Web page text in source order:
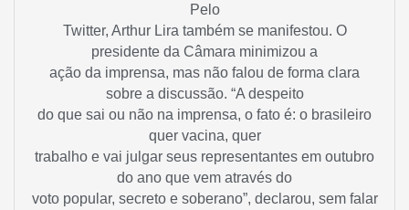
Pelo
Twitter, Arthur Lira também se manifestou. O
presidente da Câmara minimizou a
ação da imprensa, mas não falou de forma clara
sobre a discussão. “A despeito
do que sai ou não na imprensa, o fato é: o brasileiro
quer vacina, quer
trabalho e vai julgar seus representantes em outubro
do ano que vem através do
voto popular, secreto e soberano”, declarou, sem falar